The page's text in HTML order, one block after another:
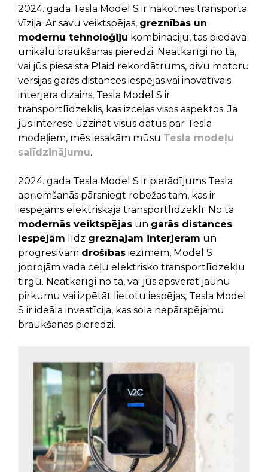
2024. gada Tesla Model S ir nākotnes transporta
vīzija. Ar savu veiktspējas, greznības un
modernu tehnoloģiju kombināciju, tas piedāvā
unikālu braukšanas pieredzi. Neatkarīgi no tā,
vai jūs piesaista Plaid rekordātrums, divu motoru
versijas garās distances iespējas vai inovatīvais
interjera dizains, Tesla Model S ir
transportlīdzeklis, kas izceļas visos aspektos. Ja
jūs interesē uzzināt visus datus par Tesla
modeļiem, mēs iesakām mūsu Tesla modeļu
salīdzinājumu.
2024. gada Tesla Model S ir pierādījums Tesla
apņemšanās pārsniegt robežas tam, kas ir
iespējams elektriskajā transportlīdzeklī. No tā
modernās veiktspējas un garās distances
iespējām līdz greznajam interjeram un
progresīvām drošības iezīmēm, Model S
joprojām vada ceļu elektrisko transportlīdzekļu
tirgū. Neatkarīgi no tā, vai jūs apsverat jaunu
pirkumu vai izpētāt lietotu iespējas, Tesla Model
S ir ideāla investīcija, kas sola nepārspējamu
braukšanas pieredzi.